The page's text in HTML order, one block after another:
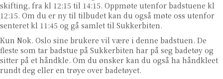
skifting, fra kl 12:15 til 14:15. Oppmøte utenfor badstuene kl
12:15. Om du er ny til tilbudet kan du også møte oss utenfor
senteret kl 11:45 og gå samlet til Sukkerbiten.
Kun Nok. Oslo sine brukere vil være i denne badstuen. De
fleste som tar badstue på Sukkerbiten har på seg badetøy og
sitter på et håndkle. Om du ønsker kan du også ha håndkleet
rundt deg eller en trøye over badetøyet.